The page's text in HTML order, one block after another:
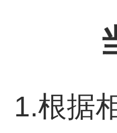
资讯
1.根据